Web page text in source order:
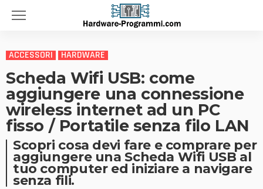
ACCESSORI HARDWARE
Scheda Wifi USB: come
aggiungere una connessione
wireless internet ad un PC
fisso / Portatile senza filo LAN
Scopri cosa devi fare e comprare per
aggiungere una Scheda Wifi USB al
tuo computer ed iniziare a navigare
senza fili.